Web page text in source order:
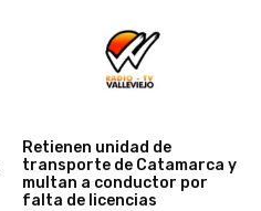
Retienen unidad de
transporte de Catamarca y
multan a conductor por
falta de licencias